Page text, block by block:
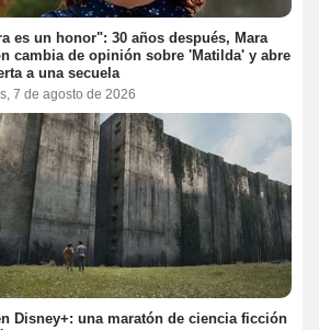
es un honor": 30 años después, Mara
cambia de opinión sobre 'Matilda' y abre
a una secuela
7 de agosto de 2026
Disney+: una maratón de ciencia ficción